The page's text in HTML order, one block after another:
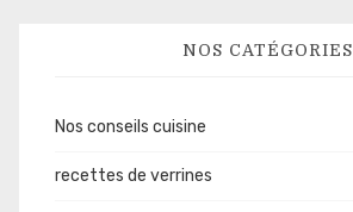
NOS CATÉGORIES
Nos conseils cuisine
recettes de verrines